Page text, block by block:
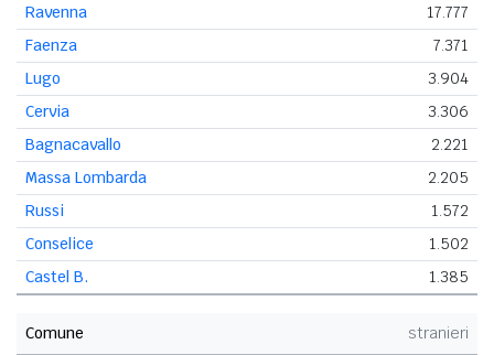
Ravenna
17.777
Faenza
7.371
Lugo
3.904
Cervia
3.306
Bagnacavallo
2.221
Massa Lombarda
2.205
Russi
1.572
Conselice
1.502
Castel B.
1.385
Comune
stranieri